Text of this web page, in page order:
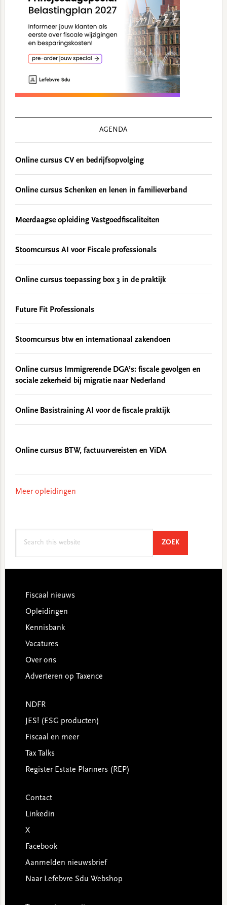
AGENDA
Online cursus CV en bedrijfsopvolging
Online cursus Schenken en lenen in familieverband
Meerdaagse opleiding Vastgoedfiscaliteiten
Stoomcursus AI voor Fiscale professionals
Online cursus toepassing box 3 in de praktijk
Future Fit Professionals
Stoomcursus btw en internationaal zakendoen
Online cursus Immigrerende DGA’s: fiscale gevolgen en
sociale zekerheid bij migratie naar Nederland
Online Basistraining AI voor de fiscale praktijk
Online cursus BTW, factuurvereisten en ViDA
Meer opleidingen
ZOEKSEARCH
Footer
Fiscaal nieuws
Opleidingen
Kennisbank
Vacatures
Over ons
Adverteren op Taxence
NDFR
JES! (ESG producten)
Fiscaal en meer
Tax Talks
Register Estate Planners (REP)
Contact
Linkedin
X
Facebook
Aanmelden nieuwsbrief
Naar Lefebvre Sdu Webshop